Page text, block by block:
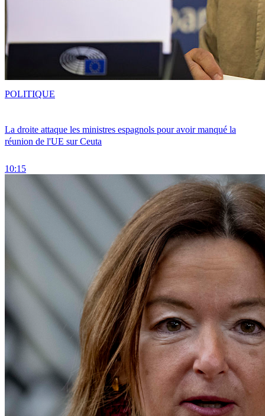
La droite attaque les ministres espagnols pour avoir manqué la
réunion de l'UE sur Ceuta
10:15
POLITIQUE